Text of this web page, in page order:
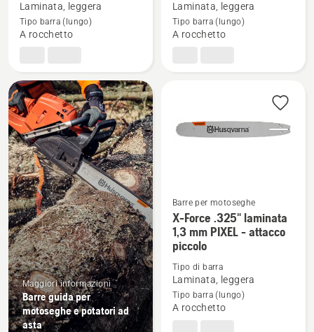
Force
1.1mm
-
attacco
piccolo
Laminata, leggera
Tipo barra (lungo)
A rocchetto
Force
attacco
Laminata, leggera
Tipo barra (lungo)
A rocchetto
Maggiori informazioni
Barre guida per
motoseghe e potatori ad
asta
Vedi
maggiori
dettagli
Force
Barre per motoseghe
X-Force .325" laminata
1,3 mm PIXEL - attacco
piccolo
Tipo di barra
Laminata, leggera
Tipo barra (lungo)
A rocchetto